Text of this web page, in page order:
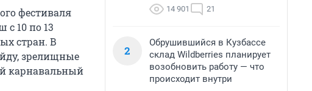
фестиваля
с 10 по 13
стран. В
зрелищные
карнавальный
14 901 21
2
Обрушившийся в Кузбассе
склад Wildberries планирует
возобновить работу — что
происходит внутри